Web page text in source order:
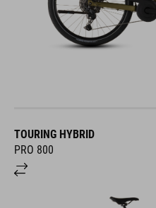
TOURING HYBRID
PRO 800